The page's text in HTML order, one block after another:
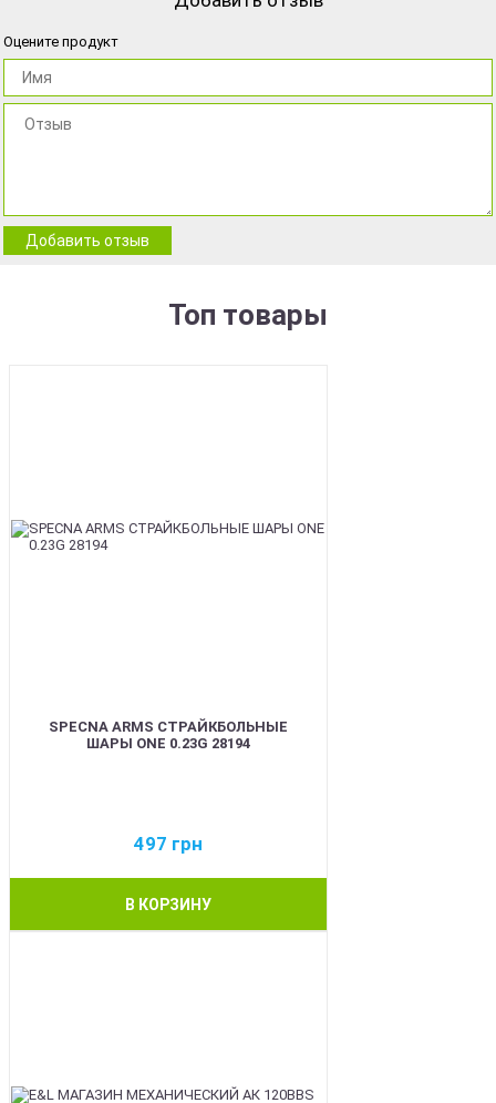
Оцените продукт
Добавить отзыв
Топ товары
SPECNA ARMS СТРАЙКБОЛЬНЫЕ
ШАРЫ ONE 0.23G 28194
497 грн
В КОРЗИНУ